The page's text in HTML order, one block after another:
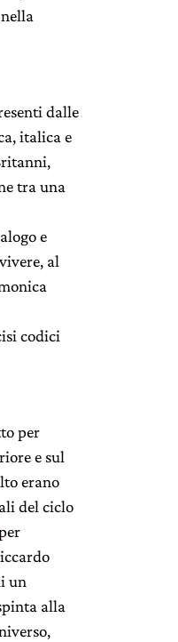
dalle
italica e
tra una
e
al
codici
per
e sul
erano
del ciclo
un
alla